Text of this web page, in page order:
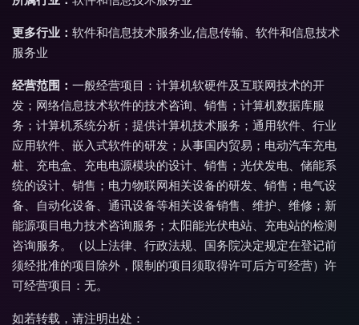
更多行业： 软件和信息技术服务业,信息传输、软件和信息技术
服务业
经营范围： 一般经营项目：计算机软硬件及互联网技术的开
发；网络信息技术软件的技术咨询、销售；计算机数据库服
务；计算机系统分析；提供计算机技术服务；通用软件、行业
应用软件、嵌入式软件的研发；从事国内贸易；电动汽车充电
桩、充电盒、充电电源模块的设计、销售；光伏发电、储能系
统的设计、销售；电力物联网相关设备的研发、销售；电气设
备、自动化设备、通讯设备等相关设备销售、维护、维修；新
能源项目电力技术咨询服务；太阳能光伏电站、充电站的检测
咨询服务。（以上法律、行政法规、国务院决定规定在登记前
须经批准的项目除外，限制的项目须取得许可后方可经营）许
可经营项目：无。
如若转载，请注明出处：